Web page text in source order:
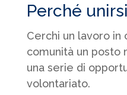
Perché
Cerchi un lavoro in
comunità un posto
una serie di
volontariato.